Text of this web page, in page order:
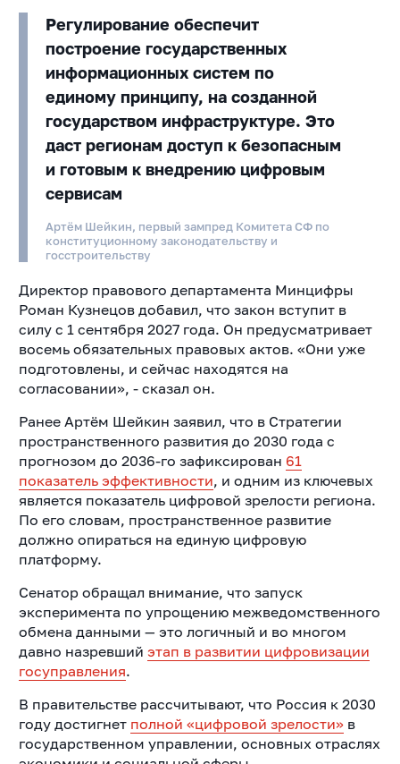
Регулирование обеспечит
построение государственных
информационных систем по
единому принципу, на созданной
государством инфраструктуре. Это
даст регионам доступ к безопасным
и готовым к внедрению цифровым
сервисам
Артём Шейкин, первый зампред Комитета СФ по
конституционному законодательству и
госстроительству
Директор правового департамента Минцифры
Роман Кузнецов добавил, что закон вступит в
силу с 1 сентября 2027 года. Он предусматривает
восемь обязательных правовых актов. «Они уже
подготовлены, и сейчас находятся на
согласовании», - сказал он.
Ранее Артём Шейкин заявил, что в Стратегии
пространственного развития до 2030 года с
прогнозом до 2036-го зафиксирован 61
показатель эффективности, и одним из ключевых
является показатель цифровой зрелости региона.
По его словам, пространственное развитие
должно опираться на единую цифровую
платформу.
Сенатор обращал внимание, что запуск
эксперимента по упрощению межведомственного
обмена данными — это логичный и во многом
давно назревший этап в развитии цифровизации
госуправления.
В правительстве рассчитывают, что Россия к 2030
году достигнет полной «цифровой зрелости»в
государственном управлении, основных отраслях